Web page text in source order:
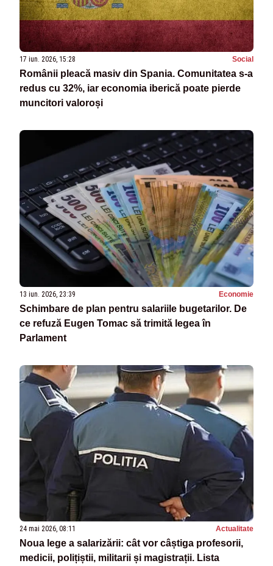
17 iun. 2026, 15:28 Social
Românii pleacă masiv din Spania. Comunitatea s-a
redus cu 32%, iar economia iberică poate pierde
muncitori valoroși
13 iun. 2026, 23:39 Economie
Schimbare de plan pentru salariile bugetarilor. De
ce refuză Eugen Tomac să trimită legea în
Parlament
24 mai 2026, 08:11 Actualitate
Noua lege a salarizării: cât vor câștiga profesorii,
medicii, polițiștii, militarii și magistrații. Lista